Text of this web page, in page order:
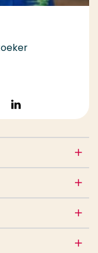
Volg op
LinkedIn